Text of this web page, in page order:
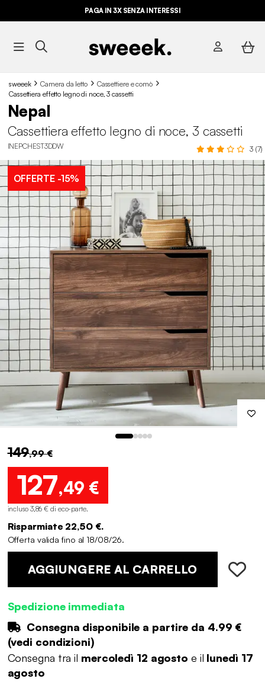
PAGA IN 3X SENZA INTERESSI
sweeek Camera da letto
Cassettiere e comò
Cassettiera effetto legno di noce, 3 cassetti
Nepal
Cassettiera effetto legno di noce, 3 cassetti
INEPCHEST3DDW 3 (7)
OFFERTE-15%
149,99 €
127,49 €
incluso 3,86 € di eco-parte.
Risparmiate 22,50 €.
Offerta valida fino al 18/08/26.
AGGIUNGERE AL CARRELLO
Spedizione immediata
Consegna disponibile a partire da 4.99 €
(vedi condizioni)
Consegna tra il mercoledì 12 agosto e il lunedì 17
agosto